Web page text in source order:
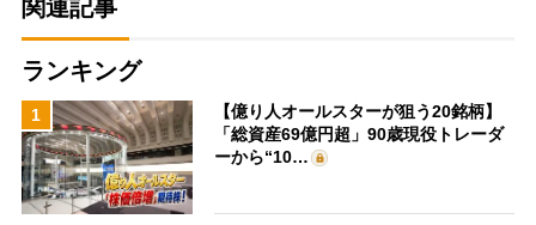
関連記事
ランキング
1
【億り人オールスターが狙う20銘柄】
「総資産69億円超」90歳現役トレーダ
ーから“10…